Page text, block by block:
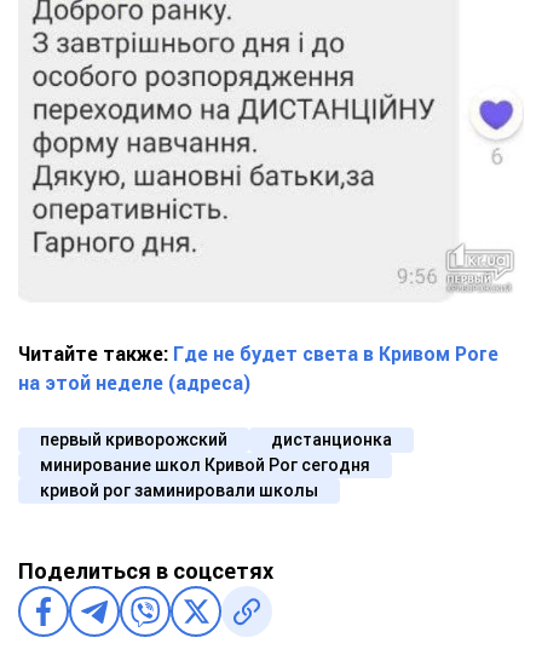
Читайте также: Где не будет света в Кривом Роге
на этой неделе (адреса)
первый криворожский
дистанционка
минирование школ Кривой Рог сегодня
кривой рог заминировали школы
Поделиться в соцсетях